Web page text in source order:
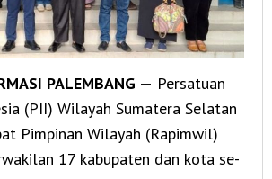
PALEMBANG — Persatuan
(PII) Wilayah Sumatera Selatan
Pimpinan Wilayah (Rapimwil)
17 kabupaten dan kota se-